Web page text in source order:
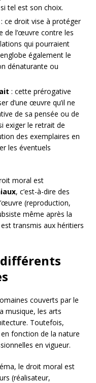
tel est son choix.
: ce droit vise à protéger
de l’œuvre contre les
qui pourraient
également le
dénaturante ou
: cette prérogative
d’une œuvre qu’il ne
de sa pensée ou de
exiger le retrait de
des exemplaires en
les éventuels
moral est
, c’est-à-dire des
(reproduction,
même après la
transmis aux héritiers
couverts par le
musique, les arts
Toutefois,
fonction de la nature
en vigueur.
le droit moral est
(réalisateur,